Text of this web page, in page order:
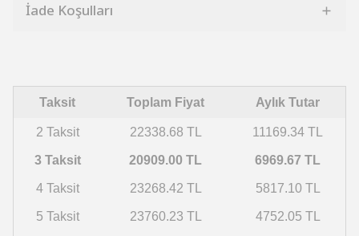
İade Koşulları
Taksit Toplam Fiyat Aylık Tutar
2 Taksit 22338.68 TL 11169.34 TL
3 Taksit 20909.00 TL 6969.67 TL
4 Taksit 23268.42 TL 5817.10 TL
5 Taksit 23760.23 TL 4752.05 TL